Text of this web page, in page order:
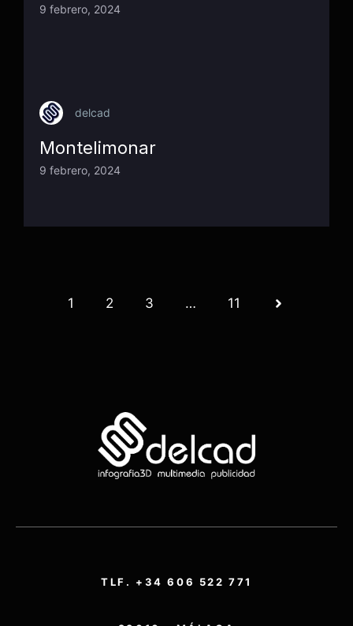
9 febrero, 2024
delcad
Montelimonar
9 febrero, 2024
1 2 3 … 11
TLF. +34 606 522 771